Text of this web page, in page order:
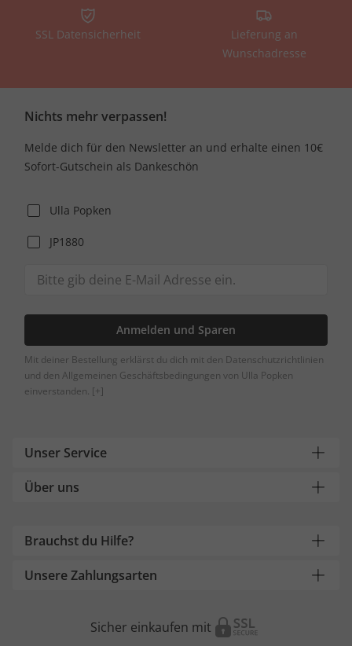
SSL Datensicherheit
Lieferung an
Wunschadresse
Nichts mehr verpassen!
Melde dich für den Newsletter an und erhalte einen 10€
Sofort-Gutschein als Dankeschön
Ulla Popken
JP1880
Anmelden und Sparen
Mit deiner Bestellung erklärst du dich mit den Datenschutzrichtlinien
und den Allgemeinen Geschäftsbedingungen von Ulla Popken
einverstanden. [+]
Unser Service
Über uns
Brauchst du Hilfe?
Unsere Zahlungsarten
Sicher einkaufen mit